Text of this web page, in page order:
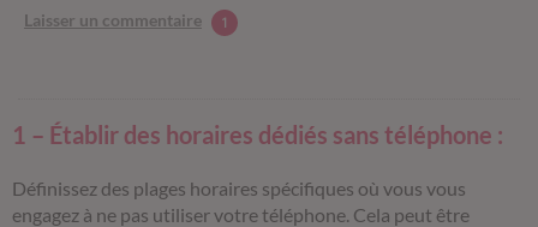
Laisser un commentaire 1
1 – Établir des horaires dédiés sans téléphone :
Définissez des plages horaires spécifiques où vous vous
engagez à ne pas utiliser votre téléphone. Cela peut être